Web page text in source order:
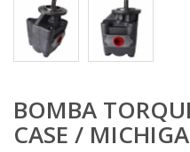
BOMBA
CASE /